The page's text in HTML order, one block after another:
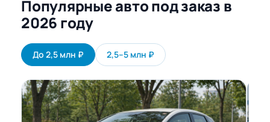
Популярные авто под заказ в
2026 году
До 2,5 млн ₽ 2,5–5 млн ₽